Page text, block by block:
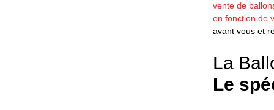
vente de
en fonction de
avant vous et
La
Le